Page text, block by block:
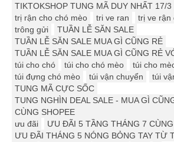
TIKTOKSHOP TUNG MÃ DUY NHẤT 17/3
trị rận cho chó mèo
tri ve ran trị ve rận
trông gửi
TUẦN LỄ SĂN SALE
TUẦN LỄ SĂN SALE MUA GÌ CŨNG RẺ
TUẦN LỄ SĂN SALE MUA GÌ CŨNG RẺ
túi cho chó
túi cho chó mèo
túi cho
túi đựng chó mèo
túi vận chuyển
túi
TUNG MÃ CỰC SỐC
TUNG NGHÌN DEAL SALE - MUA GÌ
CÙNG SHOPEE
ưu đãi
ƯU ĐÃI 5 TẦNG THÁNG 7
ƯU ĐÃI THÁNG 5 NÓNG BỎNG TAY TỪ